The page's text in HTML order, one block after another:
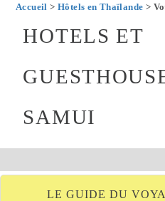
Accueil > Hôtels en Thaïlande >
HOTELS ET
SAMUI
LE GUIDE DU